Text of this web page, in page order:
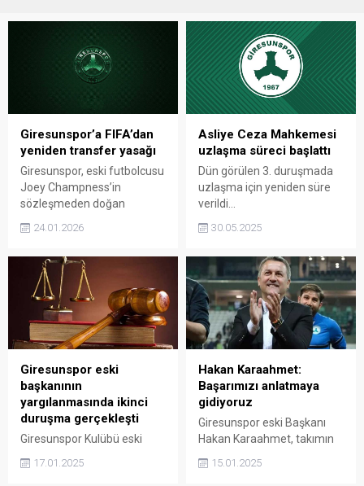
Giresunspor’a FIFA’dan
yeniden transfer yasağı
Giresunspor, eski futbolcusu
Joey Champness’in
sözleşmeden doğan
yaptığı başvuru sonucunda
getirildi. Yaşanan gelişme,
kulübün geçmiş dönemlerde
yaptığı sözleşmelerin
bugüne yansıyan sonuçlarını
yeniden gündeme taşıdı.
24.01.2026
Asliye Ceza Mahkemesi
uzlaşma süreci başlattı
Dün görülen 3. duruşmada
uzlaşma için yeniden süre
verildi…
30.05.2025
Giresunspor eski
başkanının
yargılanmasında ikinci
duruşma gerçekleşti
Giresunspor Kulübü eski
dönemine ilişkin yürütülen
17.01.2025
Hakan Karaahmet:
Başarımızı anlatmaya
gidiyoruz
Giresunspor eski Başkanı
Hakan Karaahmet, takımın
Lig’e yükselme sürecini ve
15.01.2025